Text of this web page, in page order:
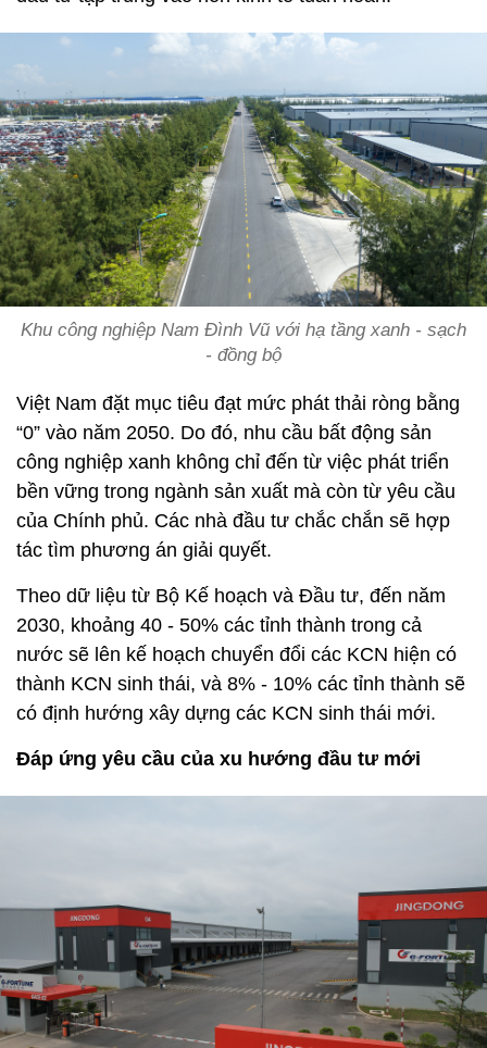
Khu công nghiệp Nam Đình Vũ với hạ tầng xanh - sạch
- đồng bộ
Việt Nam đặt mục tiêu đạt mức phát thải ròng bằng
“0” vào năm 2050. Do đó, nhu cầu bất động sản
công nghiệp xanh không chỉ đến từ việc phát triển
bền vững trong ngành sản xuất mà còn từ yêu cầu
của Chính phủ. Các nhà đầu tư chắc chắn sẽ hợp
tác tìm phương án giải quyết.
Theo dữ liệu từ Bộ Kế hoạch và Đầu tư, đến năm
2030, khoảng 40 - 50% các tỉnh thành trong cả
nước sẽ lên kế hoạch chuyển đổi các KCN hiện có
thành KCN sinh thái, và 8% - 10% các tỉnh thành sẽ
có định hướng xây dựng các KCN sinh thái mới.
Đáp ứng yêu cầu của xu hướng đầu tư mới